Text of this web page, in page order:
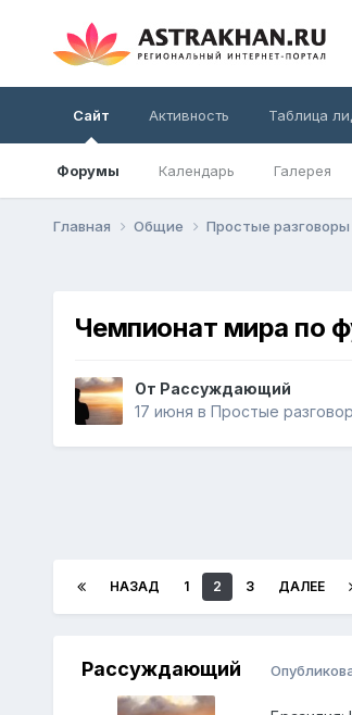
Сайт
Форумы Календарь Галерея
Активность Таблица
Главная Общие Простые разговоры
Чемпионат мира по
От Рассуждающий
17 июня в Простые
НАЗАД 1 2 3 ДАЛЕЕ
Рассуждающий